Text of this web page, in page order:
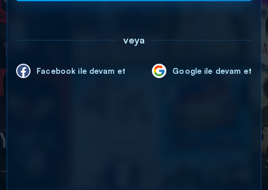
veya
Facebook ile devam et Google ile devam et